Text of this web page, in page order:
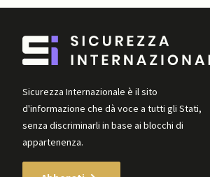
Sicurezza Internazionale è il sito
d'informazione che dà voce a tutti gli Stati,
senza discriminarli in base ai blocchi di
appartenenza.